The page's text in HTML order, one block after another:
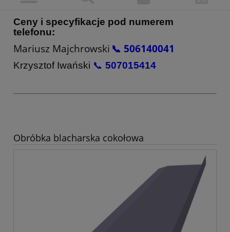
Ceny i specyfikacje pod numerem
telefonu:
Mariusz Majchrowski 📞 506140041
Krzysztof Iwański 📞 507015414
Obróbka blacharska cokołowa